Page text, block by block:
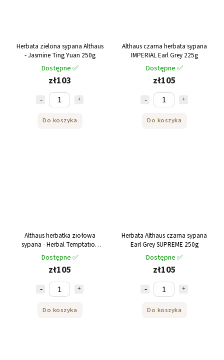
Herbata zielona sypana Althaus
- Jasmine Ting Yuan 250g
Dostępne ✅
zł103
Do koszyka
Althaus czarna herbata sypana
IMPERIAL Earl Grey 225g
Dostępne ✅
zł105
Do koszyka
Althaus herbatka ziołowa
sypana - Herbal Temptation
175g
Dostępne ✅
zł105
Do koszyka
Herbata Althaus czarna sypana
Earl Grey SUPREME 250g
Dostępne ✅
zł105
Do koszyka